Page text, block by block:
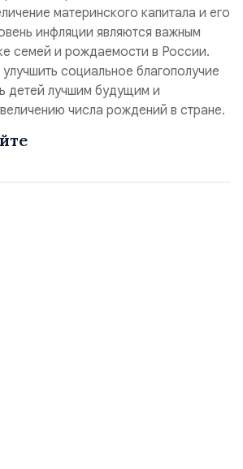
материнского капитала и его
инфляции являются важным
семей и рождаемости в России.
социальное благополучие
детей лучшим будущим и
числа рождений в стране.